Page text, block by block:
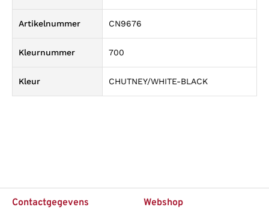
Artikelnummer CN9676
Kleurnummer 700
Kleur CHUTNEY/WHITE-BLACK
Contactgegevens Webshop